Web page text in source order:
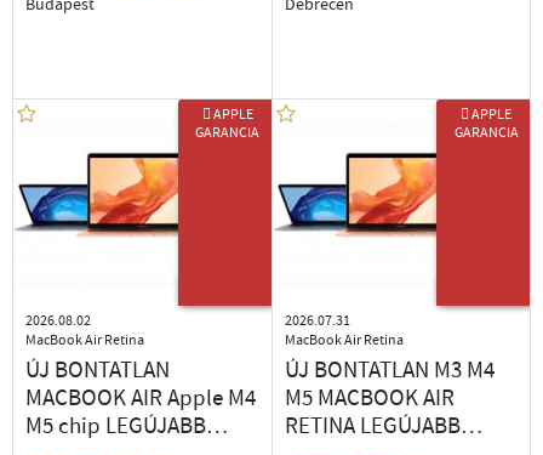
Budapest
Debrecen
 APPLE
GARANCIA
2026.08.02
MacBook Air Retina
ÚJ BONTATLAN
MACBOOK AIR Apple M4
M5 chip LEGÚJABB
 APPLE
GARANCIA
2026.07.31
MacBook Air Retina
ÚJ BONTATLAN M3 M4
M5 MACBOOK AIR
RETINA LEGÚJABB